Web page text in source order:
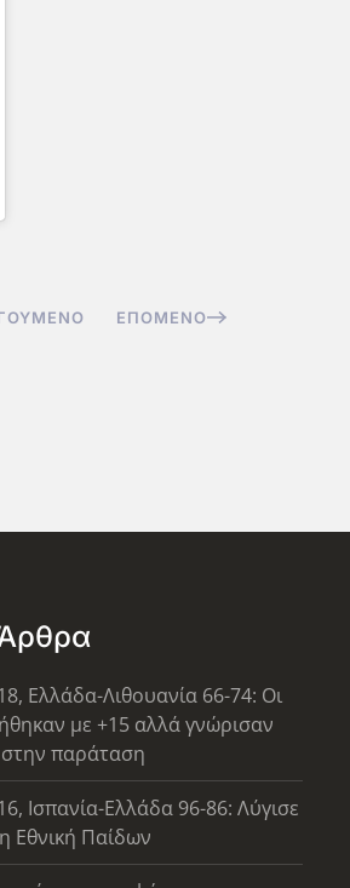
ΕΠΌΜΕΝΟ
Ελλάδα-Λιθουανία 66-74: Οι
με +15 αλλά γνώρισαν
παράταση
Ισπανία-Ελλάδα 96-86: Λύγισε
Εθνική Παίδων